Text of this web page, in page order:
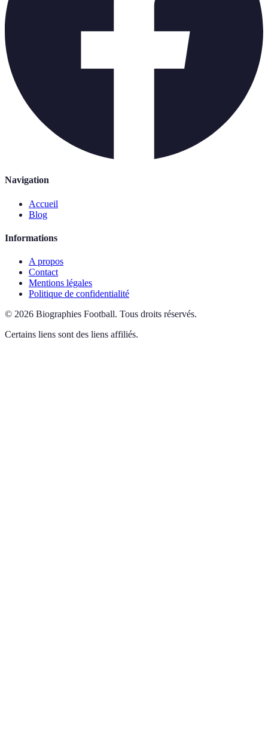
Navigation
Accueil
Blog
Informations
A propos
Contact
Mentions légales
Politique de confidentialité
© 2026 Biographies Football. Tous droits réservés.
Certains liens sont des liens affiliés.